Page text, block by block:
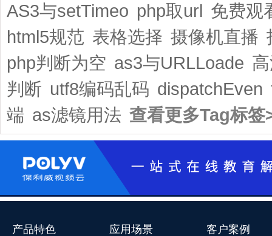
AS3与setTimeo php取url 免费观
html5规范 表格选择 摄像机直播
php判断为空 as3与URLLoade
判断 utf8编码乱码 dispatchEven
端 as滤镜用法 查看更多Tag标签
产品特色 应用场景 客户案例